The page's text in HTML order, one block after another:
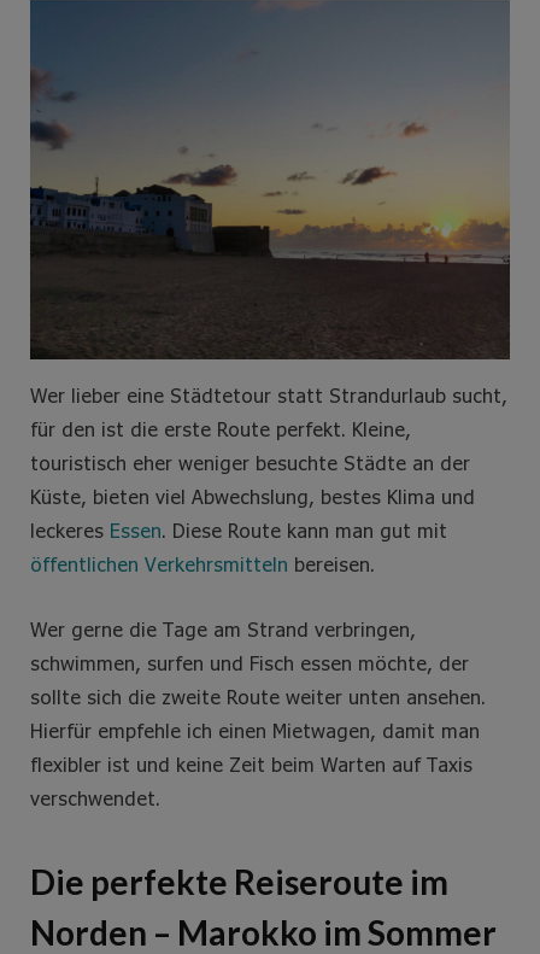
Wer lieber eine Städtetour statt Strandurlaub sucht,
für den ist die erste Route perfekt. Kleine,
touristisch eher weniger besuchte Städte an der
Küste, bieten viel Abwechslung, bestes Klima und
leckeres Essen. Diese Route kann man gut mit
öffentlichen Verkehrsmitteln bereisen.
Wer gerne die Tage am Strand verbringen,
schwimmen, surfen und Fisch essen möchte, der
sollte sich die zweite Route weiter unten ansehen.
Hierfür empfehle ich einen Mietwagen, damit man
flexibler ist und keine Zeit beim Warten auf Taxis
verschwendet.
Die perfekte Reiseroute im
Norden – Marokko im Sommer